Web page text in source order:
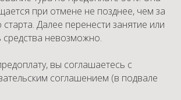
при отмене не позднее, чем за
старта. Далее перенести занятие или
средства невозможно.
вы соглашаетесь с
соглашением (в подвале